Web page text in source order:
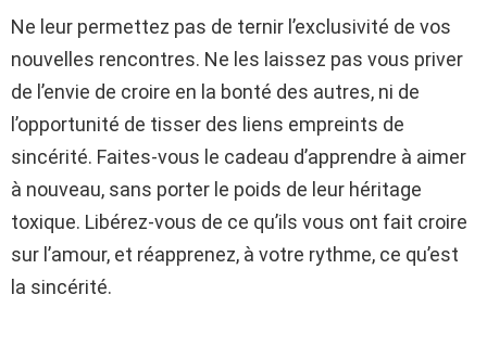
Ne leur permettez pas de ternir l’exclusivité de vos
nouvelles rencontres. Ne les laissez pas vous priver
de l’envie de croire en la bonté des autres, ni de
l’opportunité de tisser des liens empreints de
sincérité. Faites-vous le cadeau d’apprendre à aimer
à nouveau, sans porter le poids de leur héritage
toxique. Libérez-vous de ce qu’ils vous ont fait croire
sur l’amour, et réapprenez, à votre rythme, ce qu’est
la sincérité.